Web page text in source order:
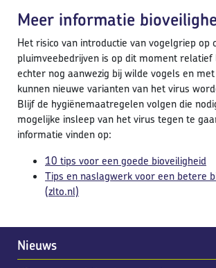
Nieuws
Meer informatie
Het risico van introductie van vogelgriep op
pluimveebedrijven is op dit moment relatief
echter nog aanwezig bij wilde vogels en
kunnen nieuwe varianten van het virus
Blijf de hygiënemaatregelen volgen die
mogelijke insleep van het virus tegen te
informatie vinden op:
10 tips voor een goede bioveiligheid
Tips en naslagwerk voor een betere
(zlto.nl)